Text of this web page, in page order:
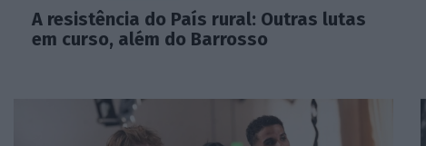
A resistência do País rural: Outras lutas
em curso, além do Barrosso